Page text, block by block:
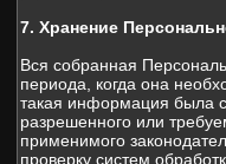
7. Хранение
Вся собранная
периода, когда она
такая информация была
разрешенного или
применимого
проверку систем